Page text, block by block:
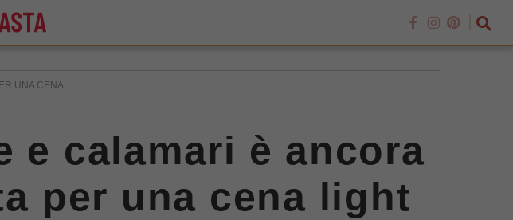
UNA CENA...
e calamari è ancora
per una cena light